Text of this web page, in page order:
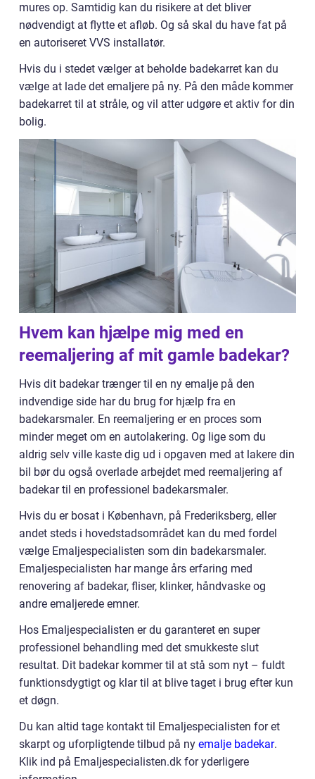
mures op. Samtidig kan du risikere at det bliver
nødvendigt at flytte et afløb. Og så skal du have fat på
en autoriseret VVS installatør.
Hvis du i stedet vælger at beholde badekarret kan du
vælge at lade det emaljere på ny. På den måde kommer
badekarret til at stråle, og vil atter udgøre et aktiv for din
bolig.
Hvem kan hjælpe mig med en
reemaljering af mit gamle badekar?
Hvis dit badekar trænger til en ny emalje på den
indvendige side har du brug for hjælp fra en
badekarsmaler. En reemaljering er en proces som
minder meget om en autolakering. Og lige som du
aldrig selv ville kaste dig ud i opgaven med at lakere din
bil bør du også overlade arbejdet med reemaljering af
badekar til en professionel badekarsmaler.
Hvis du er bosat i København, på Frederiksberg, eller
andet steds i hovedstadsområdet kan du med fordel
vælge Emaljespecialisten som din badekarsmaler.
Emaljespecialisten har mange års erfaring med
renovering af badekar, fliser, klinker, håndvaske og
andre emaljerede emner.
Hos Emaljespecialisten er du garanteret en super
professionel behandling med det smukkeste slut
resultat. Dit badekar kommer til at stå som nyt – fuldt
funktionsdygtigt og klar til at blive taget i brug efter kun
et døgn.
Du kan altid tage kontakt til Emaljespecialisten for et
skarpt og uforpligtende tilbud på ny emalje badekar.
Klik ind på Emaljespecialisten.dk for yderligere